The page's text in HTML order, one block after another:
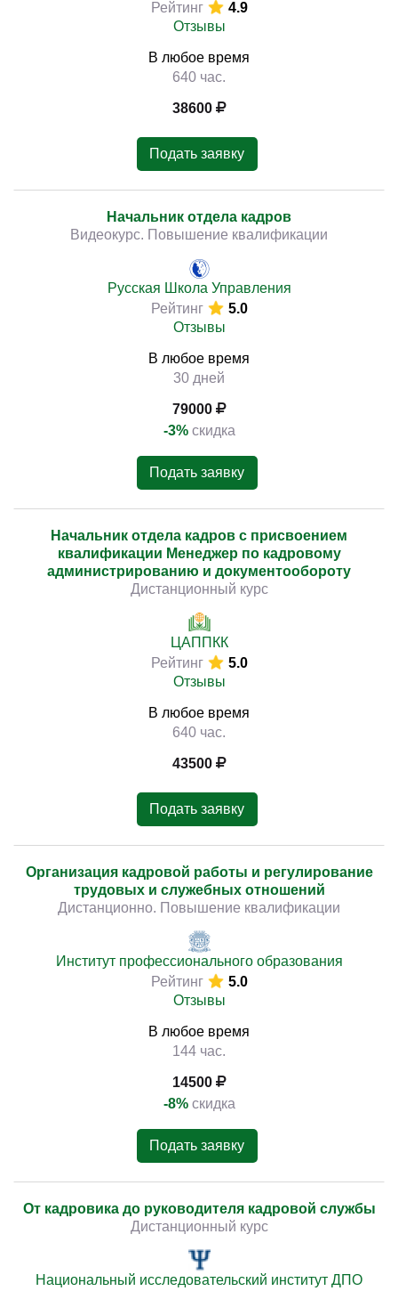
Рейтинг
4.9
Отзывы
В любое время
640 час.
38600
Подать заявку
Начальник отдела кадров
Видеокурс. Повышение квалификации
Русская Школа Управления
Рейтинг
5.0
Отзывы
В любое время
30 дней
79000
-3% скидка
Подать заявку
Начальник отдела кадров с присвоением
квалификации Менеджер по кадровому
администрированию и документообороту
Дистанционный курс
ЦАППКК
Рейтинг
5.0
Отзывы
В любое время
640 час.
43500
Подать заявку
Организация кадровой работы и регулирование
трудовых и служебных отношений
Дистанционно. Повышение квалификации
Институт профессионального образования
Рейтинг
5.0
Отзывы
В любое время
144 час.
14500
-8% скидка
Подать заявку
От кадровика до руководителя кадровой службы
Дистанционный курс
Национальный исследовательский институт ДПО